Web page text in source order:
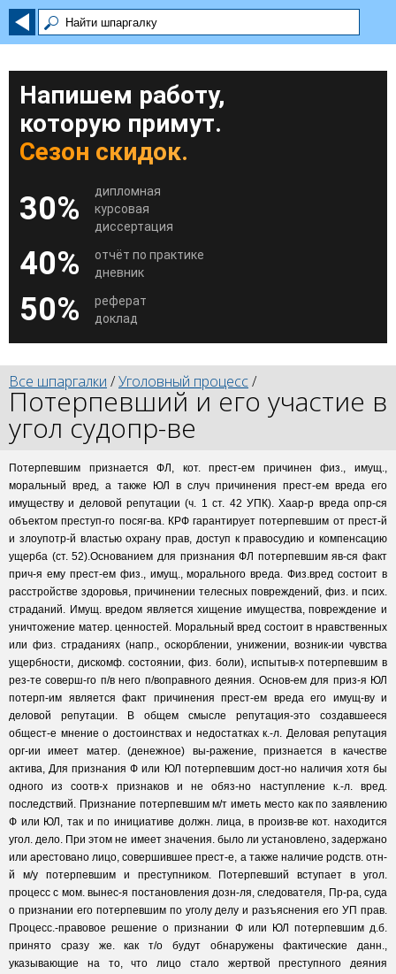
Напишем работу,
которую примут.
Сезон скидок.
30%
дипломная
курсовая
диссертация
40%
отчёт по практике
дневник
50%
реферат
доклад
Все шпаргалки /Уголовный процесс/
Потерпевший и его участие в
угол судопр-ве
Потерпевшим признается ФЛ, кот. прест-ем причинен физ., имущ.,
моральный вред, а также ЮЛ в случ причинения прест-ем вреда его
имуществу и деловой репутации (ч. 1 ст. 42 УПК). Хаар-р вреда опр-ся
объектом преступ-го посяг-ва. КРФ гарантирует потерпевшим от прест-й
и злоупотр-й властью охрану прав, доступ к правосудию и компенсацию
ущерба (ст. 52).Основанием для признания ФЛ потерпевшим яв-ся факт
прич-я ему прест-ем физ., имущ., морального вреда. Физ.вред состоит в
расстройстве здоровья, причинении телесных повреждений, физ. и псих.
страданий. Имущ. вредом является хищение имущества, повреждение и
уничтожение матер. ценностей. Моральный вред состоит в нравственных
или физ. страданиях (напр., оскорблении, унижении, возник-ии чувства
ущербности, дискомф. состоянии, физ. боли), испытыв-х потерпевшим в
рез-те соверш-го п/в него п/воправного деяния. Основ-ем для приз-я ЮЛ
потерп-им является факт причинения прест-ем вреда его имущ-ву и
деловой репутации. В общем смысле репутация-это создавшееся
общест-е мнение о достоинствах и недостатках к.-л. Деловая репутация
орг-ии имеет матер. (денежное) вы-ражение, признается в качестве
актива, Для признания Ф или ЮЛ потерпевшим дост-но наличия хотя бы
одного из соотв-х признаков и не обяз-но наступление к.-л. вред.
последствий. Признание потерпевшим м/т иметь место как по заявлению
Ф или ЮЛ, так и по инициативе должн. лица, в произв-ве кот. находится
угол. дело. При этом не имеет значения. было ли установлено, задержано
или арестовано лицо, совершившее прест-е, а также наличие родств. отн-
й м/у потерпевшим и преступником. Потерпевший вступает в угол.
процесс с мом. вынес-я постановления дозн-ля, следователя, Пр-ра, суда
о признании его потерпевшим по уголу делу и разъяснения его УП прав.
Процесс.-правовое решение о признании Ф или ЮЛ потерпевшим д.б.
принято сразу же. как т/о будут обнаружены фактические данн.,
указывающие на то, что лицо стало жертвой преступного деяния